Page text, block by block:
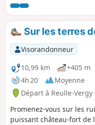
Noiron-sous-Gevrey,
de franchir ce cours
Corcelles-lès-Cîteaux.
Sur les terres
Visorandonneur
10,99 km
+405 m
4h 20
Moyenne
Départ à Reulle-Vergy
Promenez-vous sur les
puissant château-fort de